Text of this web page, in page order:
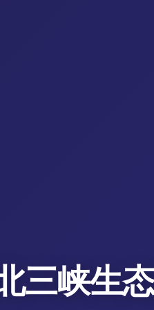
三峡生